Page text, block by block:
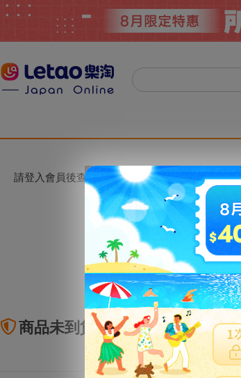
請登入會員後查看。
商品未到貨全額理賠